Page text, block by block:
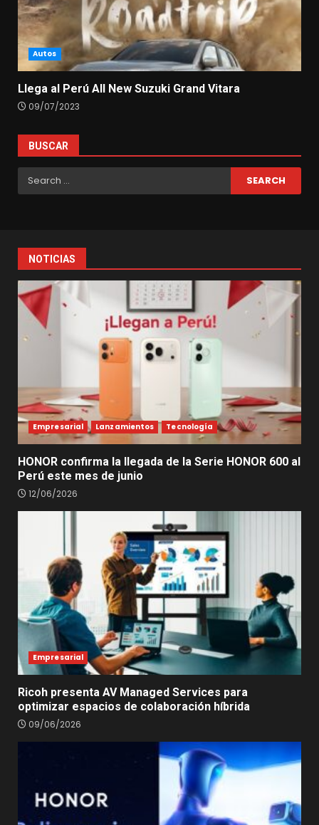
Autos
Llega al Perú All New Suzuki Grand Vitara
09/07/2023
BUSCAR
Search
for:
NOTICIAS
Empresarial Lanzamientos Tecnología
HONOR confirma la llegada de la Serie HONOR 600 al
Perú este mes de junio
12/06/2026
Empresarial
Ricoh presenta AV Managed Services para
optimizar espacios de colaboración híbrida
09/06/2026